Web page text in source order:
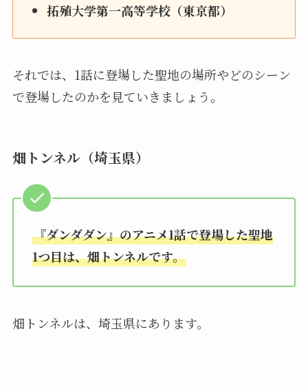
拓殖大学第一高等学校（東京都）
それでは、1話に登場した聖地の場所やどのシーン
で登場したのかを見ていきましょう。
畑トンネル（埼玉県）
『ダンダダン』のアニメ1話で登場した聖地
1つ目は、畑トンネルです。
畑トンネルは、埼玉県にあります。